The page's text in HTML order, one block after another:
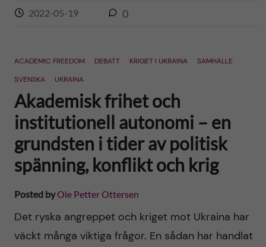
2022-05-19 0
ACADEMIC FREEDOM DEBATT KRIGET I UKRAINA
SAMHÄLLE
SVENSKA
UKRAINA
Akademisk frihet och
institutionell autonomi – en
grundsten i tider av politisk
spänning, konflikt och krig
Posted byOle Petter Ottersen
Det ryska angreppet och kriget mot Ukraina har
väckt många viktiga frågor. En sådan har handlat